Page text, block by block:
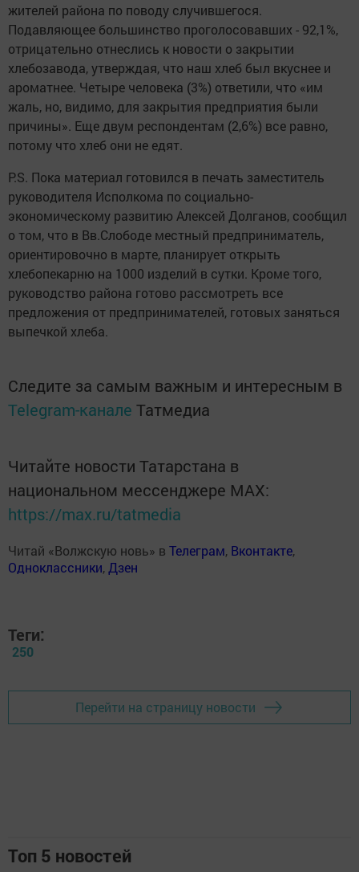
жителей района по поводу случившегося.
Подавляющее большинство проголосовавших - 92,1%,
отрицательно отнеслись к новости о закрытии
хлебозавода, утверждая, что наш хлеб был вкуснее и
ароматнее. Четыре человека (3%) ответили, что «им
жаль, но, видимо, для закрытия предприятия были
причины». Еще двум респондентам (2,6%) все равно,
потому что хлеб они не едят.
P.S. Пока материал готовился в печать заместитель
руководителя Исполкома по социально-
экономическому развитию Алексей Долганов, сообщил
о том, что в Вв.Слободе местный предприниматель,
ориентировочно в марте, планирует открыть
хлебопекарню на 1000 изделий в сутки. Кроме того,
руководство района готово рассмотреть все
предложения от предпринимателей, готовых заняться
выпечкой хлеба.
Следите за самым важным и интересным в
Telegram-канале Татмедиа
Читайте новости Татарстана в
национальном мессенджере MАХ:
https://max.ru/tatmedia
Читай «Волжскую новь» в Телеграм, Вконтакте,
Одноклассники, Дзен
Теги:
250
Перейти на страницу новости
Топ 5 новостей